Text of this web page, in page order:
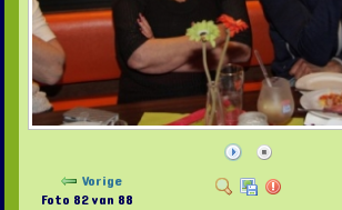
Vorige
Foto 82 van 88